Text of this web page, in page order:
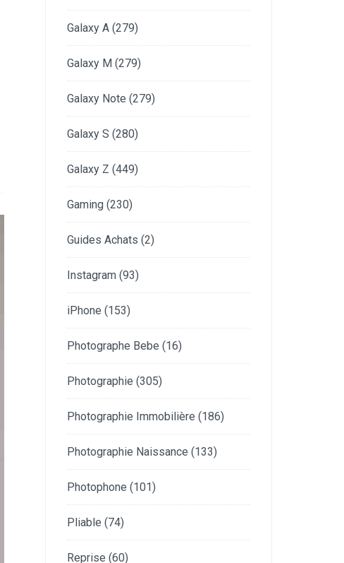
Galaxy A (279)
Galaxy M (279)
Galaxy Note (279)
Galaxy S (280)
Galaxy Z (449)
Gaming (230)
Guides Achats (2)
Instagram (93)
iPhone (153)
Photographe Bebe (16)
Photographie (305)
Photographie Immobilière (186)
Photographie Naissance (133)
Photophone (101)
Pliable (74)
Reprise (60)